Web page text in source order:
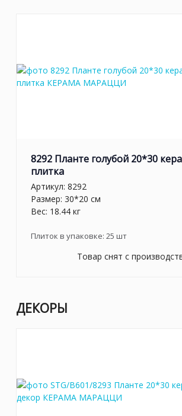
8292 Планте голубой 20*30
плитка
Артикул: 8292
Размер: 30*20 см
Вес: 18.44 кг
Плиток в упаковке: 25 шт
Товар снят с
ДЕКОРЫ